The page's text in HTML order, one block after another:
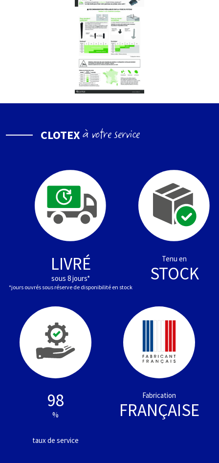
CLOTEXà votre service
LIVRÉ
sous 8 jours*
*jours ouvrés sous réserve de disponibilité en stock
Tenu en
STOCK
98
%
taux de service
Fabrication
FRANÇAISE